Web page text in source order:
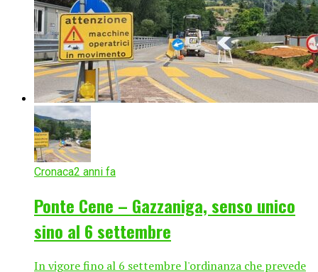
Cronaca2 anni fa
Ponte Cene – Gazzaniga, senso unico
sino al 6 settembre
In vigore fino al 6 settembre l'ordinanza che prevede